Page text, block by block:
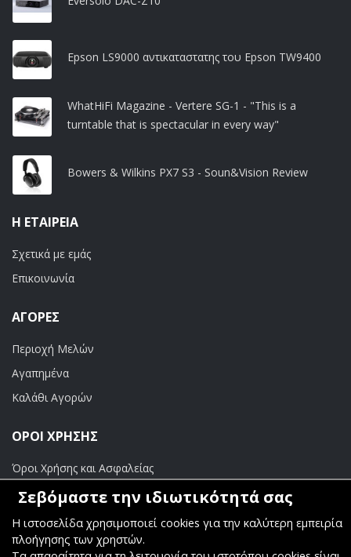
Epson LS9000 αντικαταστατης του Epson TW9400
WhatHiFi Magazine - Vertere SG-1 - "This is a
turntable that is spectacular in every way"
Bowers & Wilkins PX7 S3 - Soun&Vision Review
Η ΕΤΑΙΡΕΊΑ
Σχετικά με εμάς
Επικοινωνία
ΑΓΟΡΈΣ
Περιοχή Μελών
Αγαπημένα
Καλάθι Αγορών
ΟΡΟΙ ΧΡΗΣΗΣ
Όροι Χρήσης και Ασφαλείας
ΠΛΗΡΩΜΕΣ
Τραπεζικοί Λογαριασμοί
Σεβόμαστε την ιδιωτικότητά σας
Η ιστοσελίδα χρησιμοποιεί cookies για την καλύτερη εμπειρία
πλοήγησης των χρηστών.